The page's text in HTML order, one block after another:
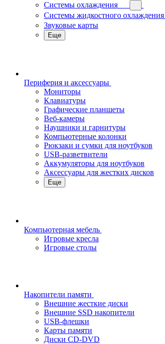
Системы охлаждения
Системы жидкостного охлаждения
Звуковые карты
Еще
Периферия и аксессуары
Мониторы
Клавиатуры
Графические планшеты
Веб-камеры
Наушники и гарнитуры
Компьютерные колонки
Рюкзаки и сумки для ноутбуков
USB-разветвители
Аккумуляторы для ноутбуков
Аксессуары для жестких дисков
Еще
Компьютерная мебель
Игровые кресла
Игровые столы
Накопители памяти
Внешние жесткие диски
Внешние SSD накопители
USB-флешки
Карты памяти
Диски CD-DVD